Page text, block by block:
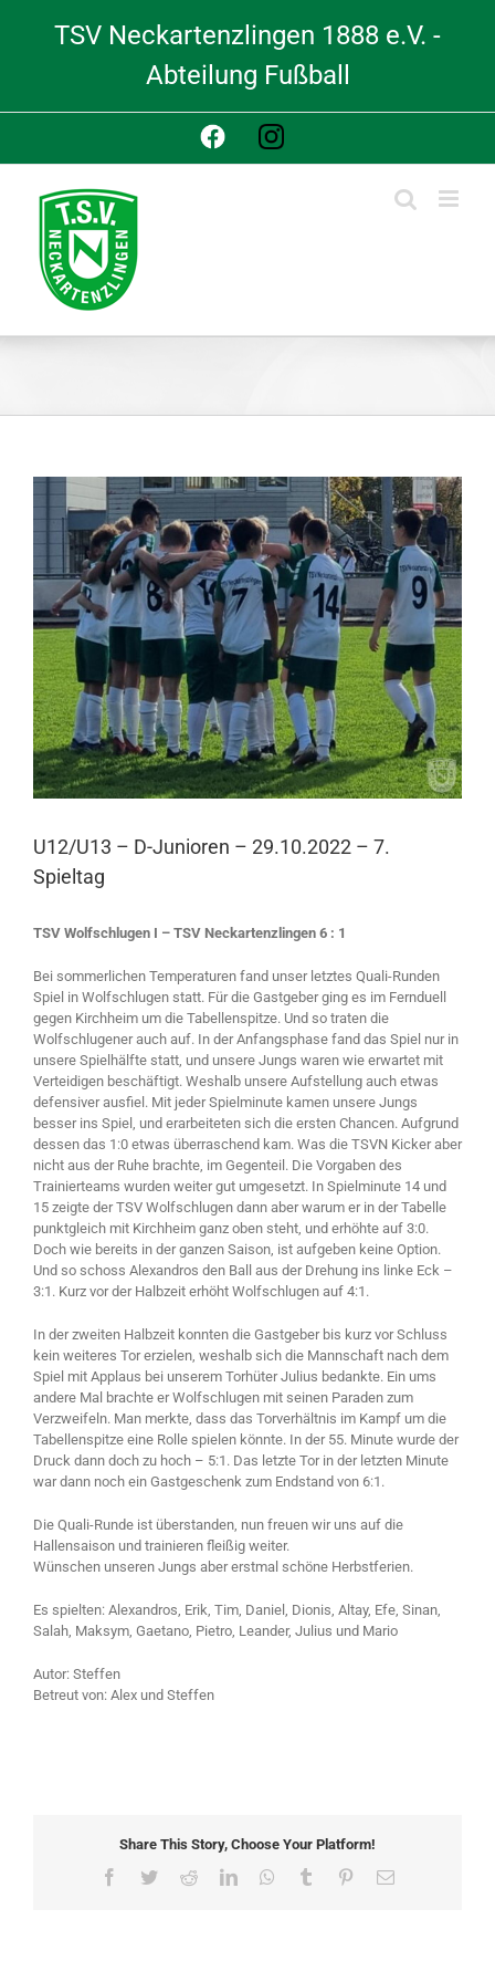
TSV Neckartenzlingen 1888 e.V. -
Abteilung Fußball
FacebookInstagram
View
Larger
Image
U12/U13 – D-Junioren – 29.10.2022 – 7.
Spieltag
TSV Wolfschlugen I – TSV Neckartenzlingen 6 : 1
Bei sommerlichen Temperaturen fand unser letztes Quali-Runden
Spiel in Wolfschlugen statt. Für die Gastgeber ging es im Fernduell
gegen Kirchheim um die Tabellenspitze. Und so traten die
Wolfschlugener auch auf. In der Anfangsphase fand das Spiel nur in
unsere Spielhälfte statt, und unsere Jungs waren wie erwartet mit
Verteidigen beschäftigt. Weshalb unsere Aufstellung auch etwas
defensiver ausfiel. Mit jeder Spielminute kamen unsere Jungs
besser ins Spiel, und erarbeiteten sich die ersten Chancen. Aufgrund
dessen das 1:0 etwas überraschend kam. Was die TSVN Kicker aber
nicht aus der Ruhe brachte, im Gegenteil. Die Vorgaben des
Trainierteams wurden weiter gut umgesetzt. In Spielminute 14 und
15 zeigte der TSV Wolfschlugen dann aber warum er in der Tabelle
punktgleich mit Kirchheim ganz oben steht, und erhöhte auf 3:0.
Doch wie bereits in der ganzen Saison, ist aufgeben keine Option.
Und so schoss Alexandros den Ball aus der Drehung ins linke Eck –
3:1. Kurz vor der Halbzeit erhöht Wolfschlugen auf 4:1.
In der zweiten Halbzeit konnten die Gastgeber bis kurz vor Schluss
kein weiteres Tor erzielen, weshalb sich die Mannschaft nach dem
Spiel mit Applaus bei unserem Torhüter Julius bedankte. Ein ums
andere Mal brachte er Wolfschlugen mit seinen Paraden zum
Verzweifeln. Man merkte, dass das Torverhältnis im Kampf um die
Tabellenspitze eine Rolle spielen könnte. In der 55. Minute wurde der
Druck dann doch zu hoch – 5:1. Das letzte Tor in der letzten Minute
war dann noch ein Gastgeschenk zum Endstand von 6:1.
Die Quali-Runde ist überstanden, nun freuen wir uns auf die
Hallensaison und trainieren fleißig weiter.
Wünschen unseren Jungs aber erstmal schöne Herbstferien.
Es spielten: Alexandros, Erik, Tim, Daniel, Dionis, Altay, Efe, Sinan,
Salah, Maksym, Gaetano, Pietro, Leander, Julius und Mario
Autor: Steffen
Betreut von: Alex und Steffen
Share This Story, Choose Your Platform!
Facebook
TwitterRedditLinkedInWhatsApp
Tumblr PinterestEmail